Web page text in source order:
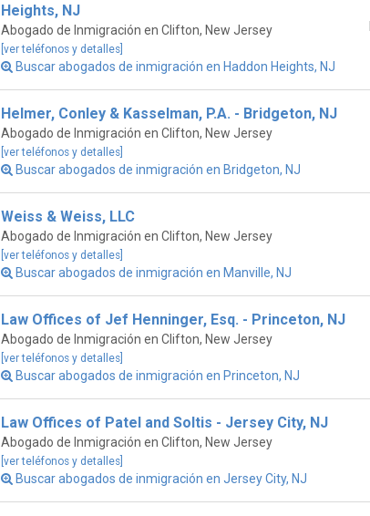
Heights, NJ
Abogado de Inmigración en Clifton, New Jersey
[ver teléfonos y detalles]
Buscar abogados de inmigración en Haddon Heights, NJ
Helmer, Conley & Kasselman, P.A. - Bridgeton, NJ
Abogado de Inmigración en Clifton, New Jersey
[ver teléfonos y detalles]
Buscar abogados de inmigración en Bridgeton, NJ
Weiss & Weiss, LLC
Abogado de Inmigración en Clifton, New Jersey
[ver teléfonos y detalles]
Buscar abogados de inmigración en Manville, NJ
Law Offices of Jef Henninger, Esq. - Princeton, NJ
Abogado de Inmigración en Clifton, New Jersey
[ver teléfonos y detalles]
Buscar abogados de inmigración en Princeton, NJ
Law Offices of Patel and Soltis - Jersey City, NJ
Abogado de Inmigración en Clifton, New Jersey
[ver teléfonos y detalles]
Buscar abogados de inmigración en Jersey City, NJ